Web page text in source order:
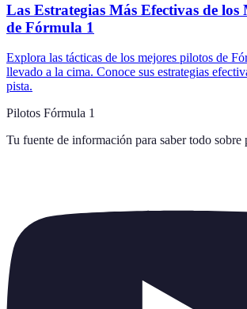
Las Estrategias Más Efectivas de los
de Fórmula 1
Explora las tácticas de los mejores pilotos de
llevado a la cima. Conoce sus estrategias
pista.
Pilotos Fórmula 1
Tu fuente de información para saber todo sobre